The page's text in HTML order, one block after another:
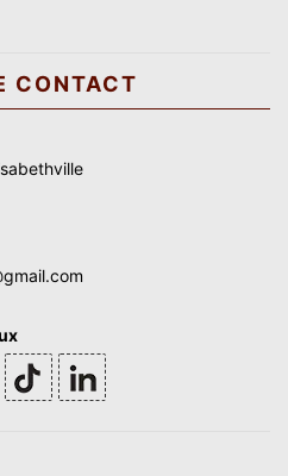
CONTACT